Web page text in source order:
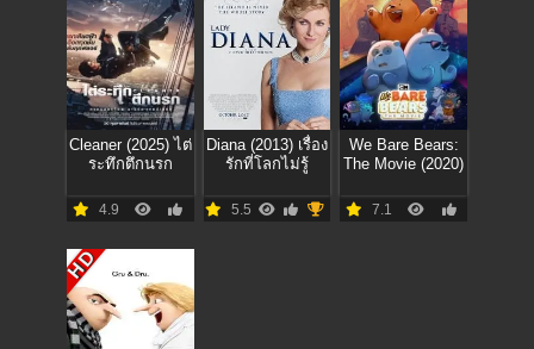
Cleaner (2025) ไต่
ระทึกตึกนรก
4.9
Diana (2013) เรื่อง
รักที่โลกไม่รู้
5.5
We Bare Bears:
The Movie (2020)
7.1
HD